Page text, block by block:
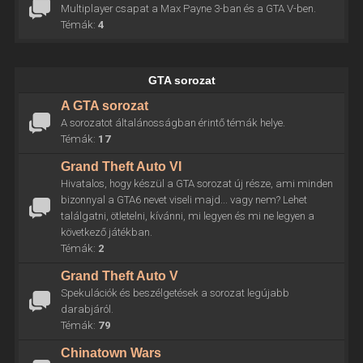
Multiplayer csapat a Max Payne 3-ban és a GTA V-ben.
Témák: 4
GTA sorozat
A GTA sorozat
A sorozatot általánosságban érintő témák helye.
Témák: 17
Grand Theft Auto VI
Hivatalos, hogy készül a GTA sorozat új része, ami minden
bizonnyal a GTA6 nevet viseli majd... vagy nem? Lehet
találgatni, ötletelni, kívánni, mi legyen és mi ne legyen a
következő játékban.
Témák: 2
Grand Theft Auto V
Spekulációk és beszélgetések a sorozat legújabb
darabjáról.
Témák: 79
Chinatown Wars